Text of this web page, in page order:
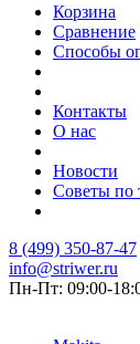
Корзина
Сравнение
Способы
Контакты
О нас
Новости
Советы по
8 (499) 350-87-47
info@striwer.ru
Пн-Пт: 09:00-